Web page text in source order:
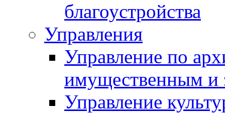
благоустройства
Управления
Управление по
имущественным и
Управление